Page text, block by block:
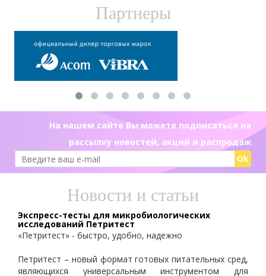
Партнеры
На нашем сайте Вы можете подписаться на
рассылку новостей, акций и распродаж
Ok
Новости и статьи
Экспресс-тесты для микробиологических
исследований Петритест
«Петритест» - быстро, удобно, надежно
Петритест – новый формат готовых питательных сред,
являющихся универсальным инструментом для